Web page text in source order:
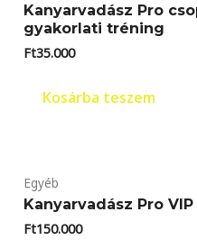
Kanyarvadász Pro
gyakorlati tréning
Ft35.000
Kosárba teszem
Egyéb
Kanyarvadász Pro
Ft150.000